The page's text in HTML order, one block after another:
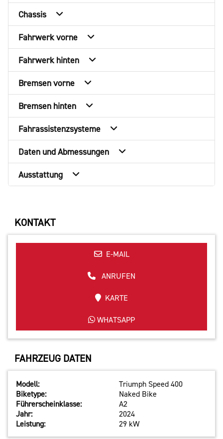
Chassis
Fahrwerk vorne
Fahrwerk hinten
Bremsen vorne
Bremsen hinten
Fahrassistenzsysteme
Daten und Abmessungen
Ausstattung
KONTAKT
E-MAIL
ANRUFEN
KARTE
WHATSAPP
FAHRZEUG DATEN
Modell:
Triumph Speed 400
Biketype:
Naked Bike
Führerscheinklasse:
A2
Jahr:
2024
Leistung:
29 kW